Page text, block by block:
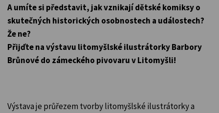
A umíte si představit, jak vznikají dětské komiksy o
skutečných historických osobnostech a událostech?
Že ne?
Přijďte na výstavu litomyšlské ilustrátorky Barbory
Brůnové do zámeckého pivovaru v Litomyšli!
Výstava je průřezem tvorby litomyšlské ilustrátorky a